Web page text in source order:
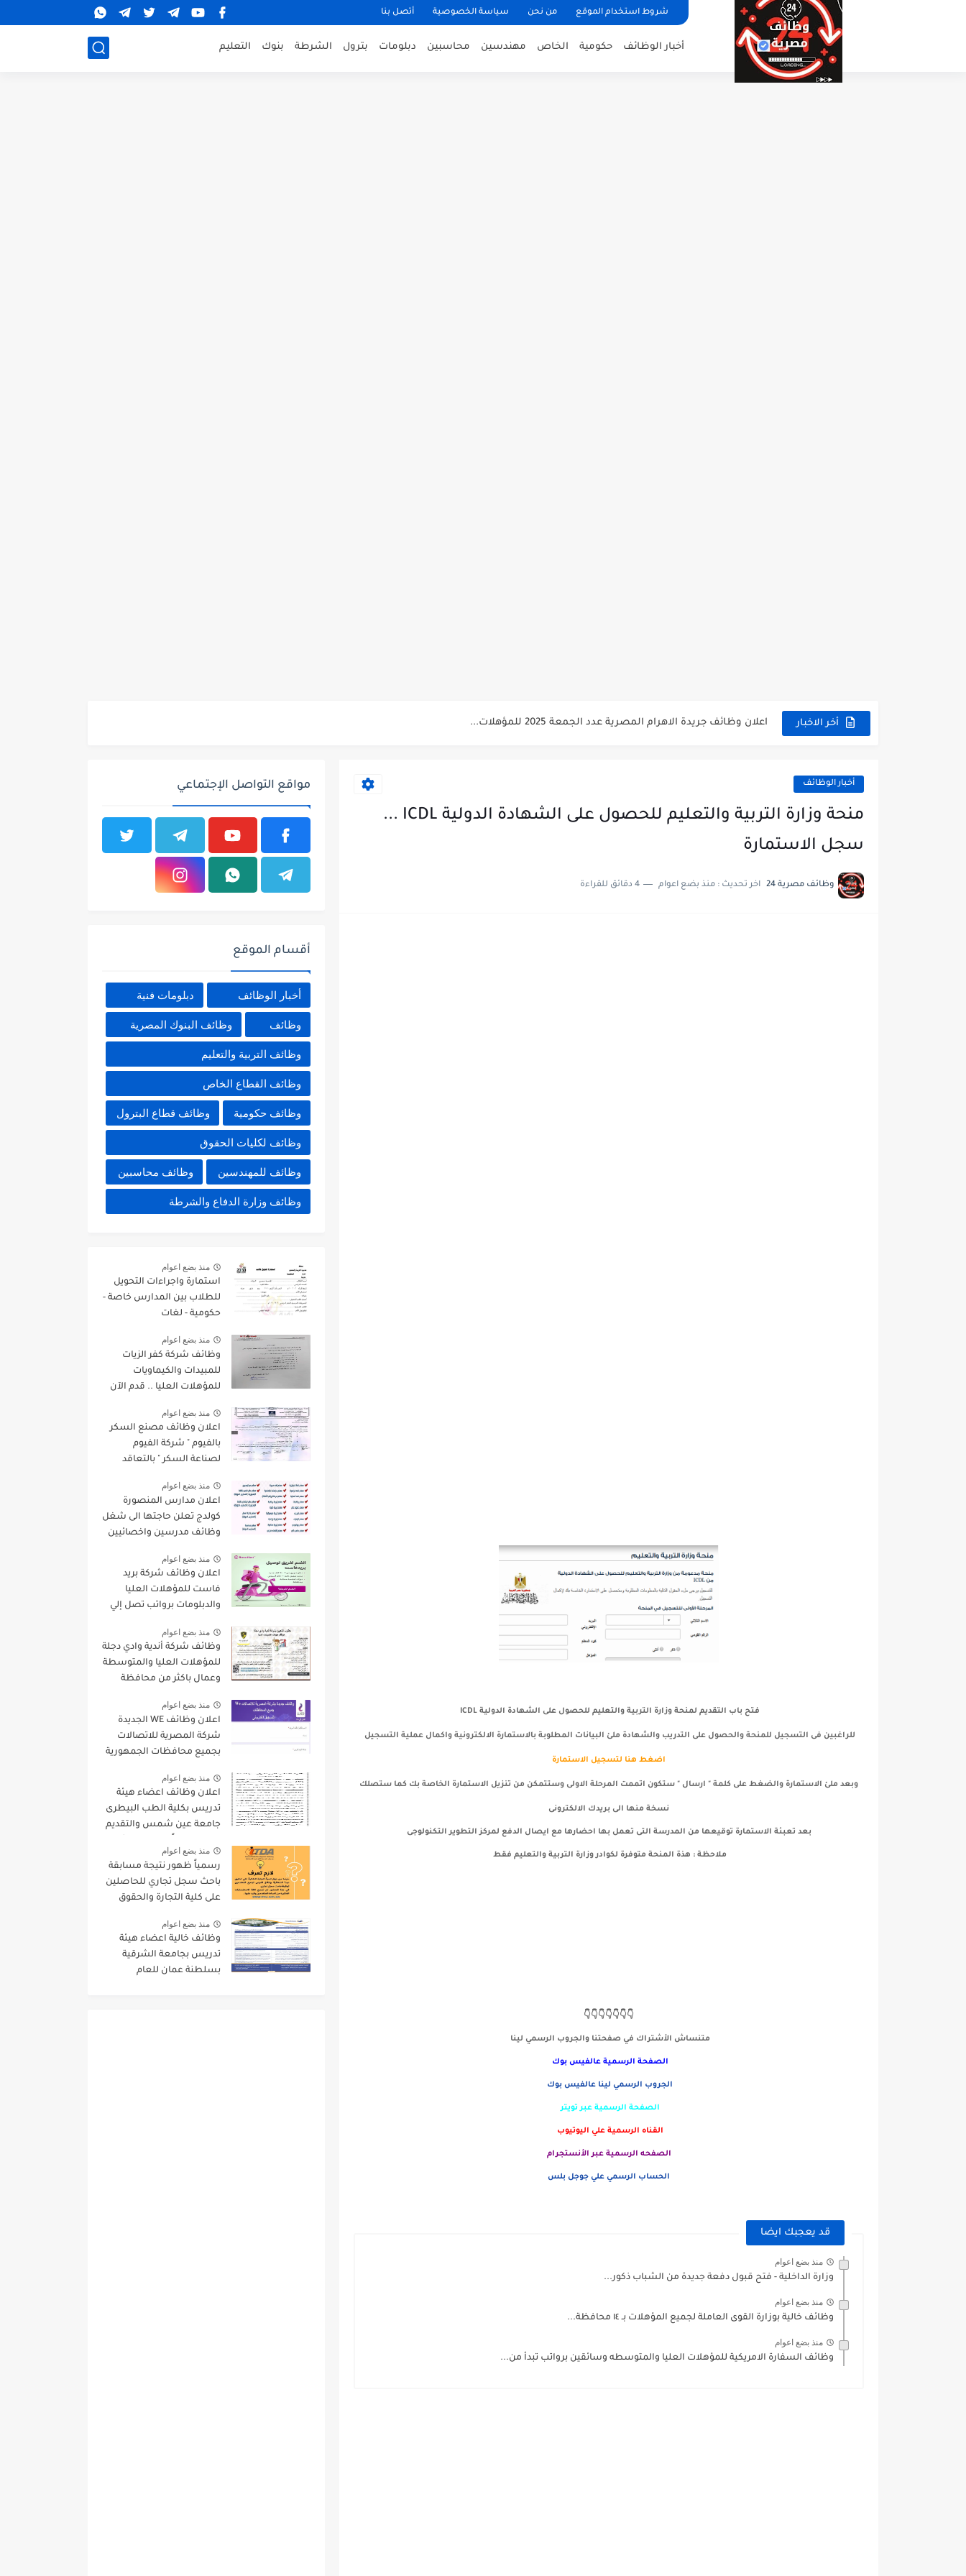
شروط استخدام الموقع من نحن سياسة الخصوصية أتصل بنا
أخبار الوظائف حكومية الخاص مهندسين محاسبين دبلومات بترول الشرطة بنوك التعليم
أخر الاخبار اعلان وظائف جريدة الاهرام المصرية عدد الجمعة 2025 للمؤهلات...
اعلان وظائف جريدة الاهرام العدد الاسبوعى بتاريخ اليوم الجمعة 2024/7/26
فتح باب التقديم بإكاديمية الشرطة للحاصلين على مؤهلات عليا (تجارة...
أخبار الوظائف
منحة وزارة التربية والتعليم للحصول على الشهادة الدولية ICDL ...
سجل الاستمارة
وظائف مصرية 24 اخر تحديث : منذ بضع اعوام 4 دقائق للقراءة
فتح باب التقديم لمنحة وزارة التربية والتعليم للحصول على الشهادة الدولية ICDL
للراغبين فى التسجيل للمنحة والحصول على التدريب والشهادة ملئ البيانات المطلوبة بالاستمارة الالكترونية واكمال عملية التسجيل
اضغط هنا لتسجيل الاستمارة
وبعد ملئ الاستمارة والضغط على كلمة " ارسال " ستكون اتممت المرحلة الاولى وستتمكن من تنزيل الاستمارة الخاصة بك كما ستصلك
نسخة منها الى بريدك الالكترونى
بعد تعبئة الاستمارة توقيعها من المدرسة التى تعمل بها احضارها مع ايصال الدفع لمركز التطوير التكنولوجى
ملاحظة : هذة المنحة متوفرة لكوادر وزارة التربية والتعليم فقط
👇👇👇👇👇👇👇
متنساش الأشتراك في صفحتنا والجروب الرسمي لينا
الصفحة الرسمية عالفيس بوك
الجروب الرسمي لينا عالفيس بوك
الصفحة الرسمية عبر تويتر
القناه الرسمية علي اليوتيوب
الصفحه الرسمية عبر الأنستجرام
الحساب الرسمي علي جوجل بلس
قد يعجبك ايضا
منذ بضع اعوام
وزارة الداخلية - فتح قبول دفعة جديدة من الشباب ذكور...
منذ بضع اعوام
وظائف خالية بوزارة القوى العاملة لجميع المؤهلات بـ ١٤ محافظة...
منذ بضع اعوام
وظائف السفارة الامريكية للمؤهلات العليا والمتوسطه وسائقين برواتب تبدأ من...
مواقع التواصل الإجتماعي
أقسام الموقع
أخبار الوظائف دبلومات فنية
وظائف وظائف البنوك المصرية
وظائف التربية والتعليم
وظائف القطاع الخاص
وظائف حكومية وظائف قطاع البترول
وظائف لكليات الحقوق
وظائف للمهندسين وظائف محاسبين
وظائف وزارة الدفاع والشرطة
منذ بضع اعوام
استمارة واجراءات التحويل
للطلاب بين المدارس خاصة -
حكومية - لغات
منذ بضع اعوام
وظائف شركة كفر الزيات
للمبيدات والكيماويات
للمؤهلات العليا .. قدم الآن
منذ بضع اعوام
اعلان وظائف مصنع السكر
بالفيوم " شركة الفيوم
لصناعة السكر " بالتعاقد
منذ بضع اعوام
اعلان مدارس المنصورة
كولدج تعلن حاجتها الى شغل
وظائف مدرسين واخصائيين
التخصصات للعام الدراسى
الجديد 2022 / 2023
منذ بضع اعوام
اعلان وظائف شركة بريد
فاست للمؤهلات العليا
والدبلومات برواتب تصل إلي
منذ بضع اعوام
وظائف شركة أندية وادي دجلة
للمؤهلات العليا والمتوسطة
وعمال باكثر من محافظة
منذ بضع اعوام
اعلان وظائف WE الجديدة
شركة المصرية للاتصالات
بجميع محافظات الجمهورية
منذ بضع اعوام
اعلان وظائف اعضاء هيئة
تدريس بكلية الطب البيطرى
جامعة عين شمس والتقديم
الاعلان
منذ بضع اعوام
رسمياً ظهور نتيجة مسابقة
باحث سجل تجاري للحاصلين
على كلية التجارة والحقوق
الهامة بخصوص المسابقة
منذ بضع اعوام
وظائف خالية اعضاء هيئة
تدريس بجامعة الشرقية
بسلطنة عمان للعام